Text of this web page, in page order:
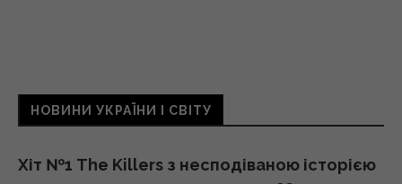
НОВИНИ УКРАЇНИ І СВІТУ
Хіт №1 The Killers з несподіваною історією